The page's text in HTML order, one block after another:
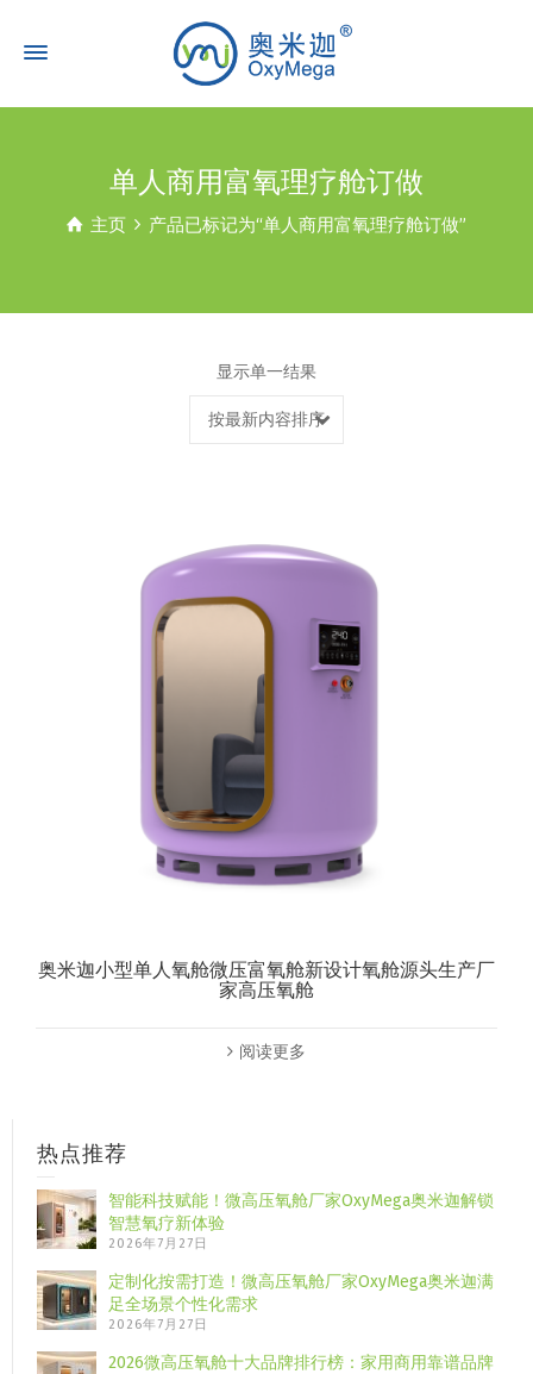
单人商用富氧理疗舱订做
主页 产品已标记为“单人商用富氧理疗舱订做”
显示单一结果
按最新内容排序
奥米迦小型单人氧舱微压富氧舱新设计氧舱源头生产厂
家高压氧舱
阅读更多
热点推荐
智能科技赋能！微高压氧舱厂家OxyMega奥米迦解锁
智慧氧疗新体验
2026年7月27日
定制化按需打造！微高压氧舱厂家OxyMega奥米迦满
足全场景个性化需求
2026年7月27日
2026微高压氧舱十大品牌排行榜：家用商用靠谱品牌